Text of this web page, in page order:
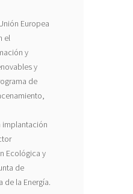
Europea
el
y
y
de
implantación
Ecológica y
de
de la Energía.